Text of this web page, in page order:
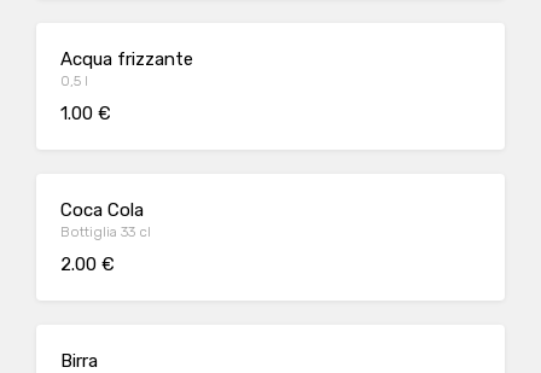
Acqua frizzante
0,5 l
1.00 €
Coca Cola
Bottiglia 33 cl
2.00 €
Birra